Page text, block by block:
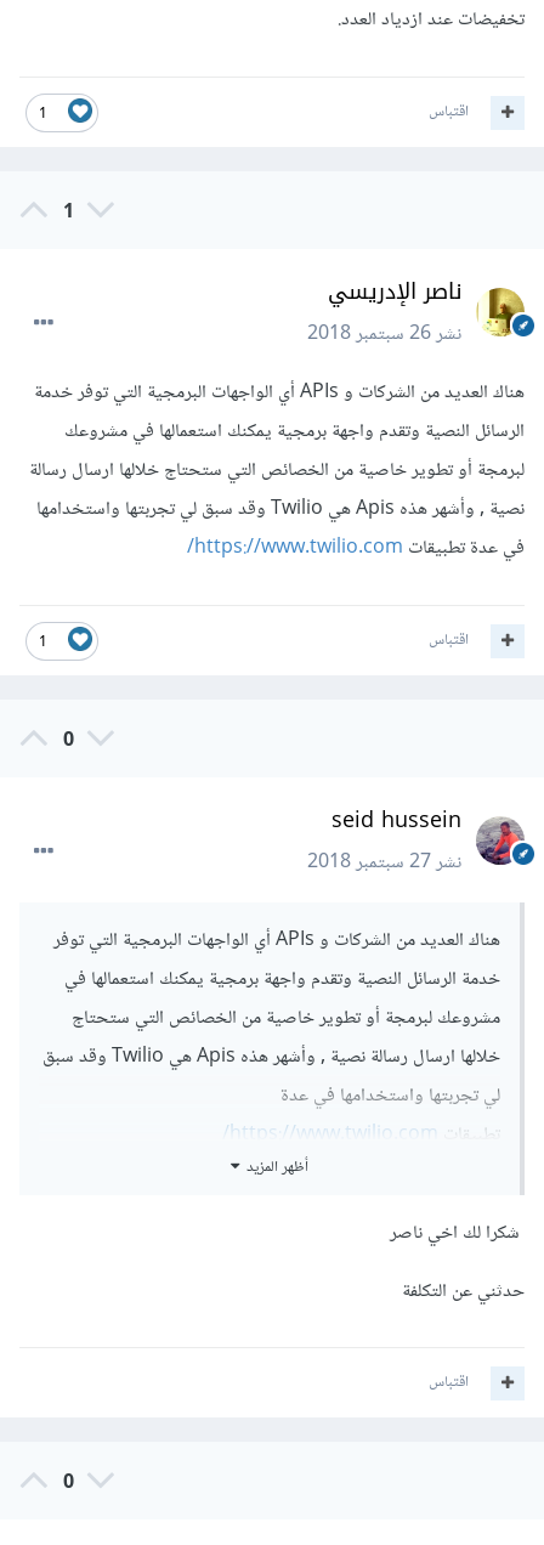
تخفيضات عند ازدياد العدد.
1 اقتباس
1
ناصر الإدريسي
نشر26 سبتمبر 2018
هناك العديد من الشركات و APIs أي الواجهات البرمجية التي توفر خدمة
الرسائل النصية وتقدم واجهة برمجية يمكنك استعمالها في مشروعك
لبرمجة أو تطوير خاصية من الخصائص التي ستحتاج خلالها ارسال رسالة
نصية , وأشهر هذه Apis هي Twilio وقد سبق لي تجربتها واستخدامها
في عدة تطبيقات https://www.twilio.com/
1 اقتباس
0
seid hussein
نشر27 سبتمبر 2018
هناك العديد من الشركات و APIs أي الواجهات البرمجية التي توفر
خدمة الرسائل النصية وتقدم واجهة برمجية يمكنك استعمالها في
مشروعك لبرمجة أو تطوير خاصية من الخصائص التي ستحتاج
خلالها ارسال رسالة نصية , وأشهر هذه Apis هي Twilio وقد سبق
لي تجربتها واستخدامها في عدة
تطبيقات
https://www.twilio.com/
أظهر المزيد
شكرا لك اخي ناصر
حدثني عن التكلفة
اقتباس
0